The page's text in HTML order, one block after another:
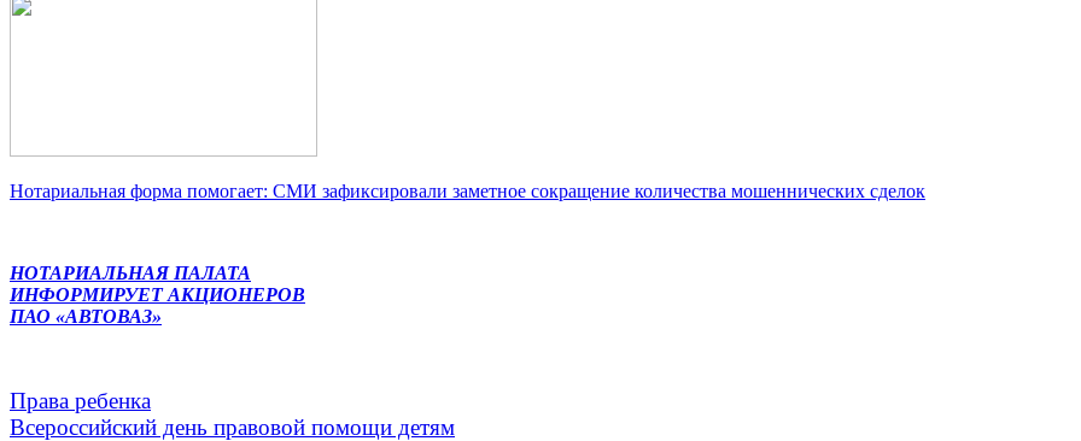
Нотариальная форма помогает: СМИ зафиксировали заметное сокращение количества мошеннических сделок
НОТАРИАЛЬНАЯ ПАЛАТА
ИНФОРМИРУЕТ АКЦИОНЕРОВ
ПАО «АВТОВАЗ»
Права ребенка
Всероссийский день правовой помощи детям